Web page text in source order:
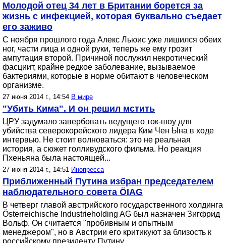
Молодой отец 34 лет в Британии борется за
жизнь с инфекцией, которая буквально съедает
его заживо
С ноября прошлого года Алекс Льюис уже лишился обеих
ног, части лица и одной руки, теперь же ему грозит
ампутация второй. Причиной послужил некротический
фасциит, крайне редкое заболевание, вызываемое
бактериями, которые в норме обитают в человеческом
организме.
27 июня 2014 г., 14:54 В мире
"Убить Кима". И он решил мстить
ЦРУ задумало завербовать ведущего ток-шоу для
убийства северокорейского лидера Ким Чен Ына в ходе
интервью. Не стоит волноваться: это не реальная
история, а сюжет голливудского фильма. Но реакция
Пхеньяна была настоящей...
27 июня 2014 г., 14:51 Инопресса
Приближенный Путина избран председателем
наблюдательного совета ÖIAG
В четверг главой австрийского государственного холдинга
Österreichische Industrieholding AG был назначен Зигфрид
Вольф. Он считается "пробивным и опытным
менеджером", но в Австрии его критикуют за близость к
российскому президенту Путину.